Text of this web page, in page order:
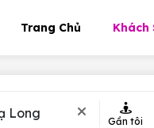
Trang Chủ Khách
Gần tôi